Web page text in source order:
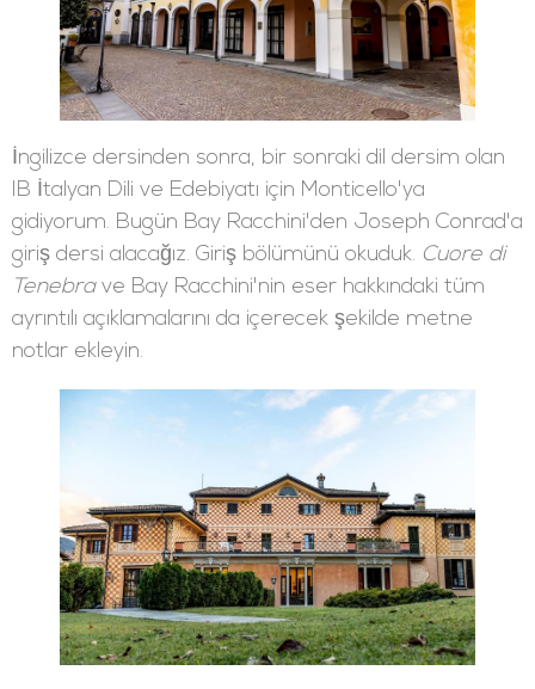
İngilizce dersinden sonra, bir sonraki dil dersim olan
IB İtalyan Dili ve Edebiyatı için Monticello'ya
gidiyorum. Bugün Bay Racchini'den Joseph Conrad'a
giriş dersi alacağız. Giriş bölümünü okuduk. Cuore di
Tenebrave Bay Racchini'nin eser hakkındaki tüm
ayrıntılı açıklamalarını da içerecek şekilde metne
notlar ekleyin.